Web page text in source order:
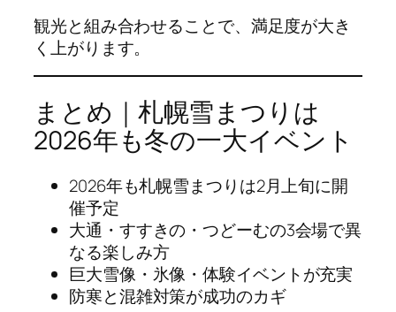
観光と組み合わせることで、満足度が大き
く上がります。
まとめ｜札幌雪まつりは
2026年も冬の一大イベント
2026年も札幌雪まつりは2月上旬に開
催予定
大通・すすきの・つどーむの3会場で異
なる楽しみ方
巨大雪像・氷像・体験イベントが充実
防寒と混雑対策が成功のカギ